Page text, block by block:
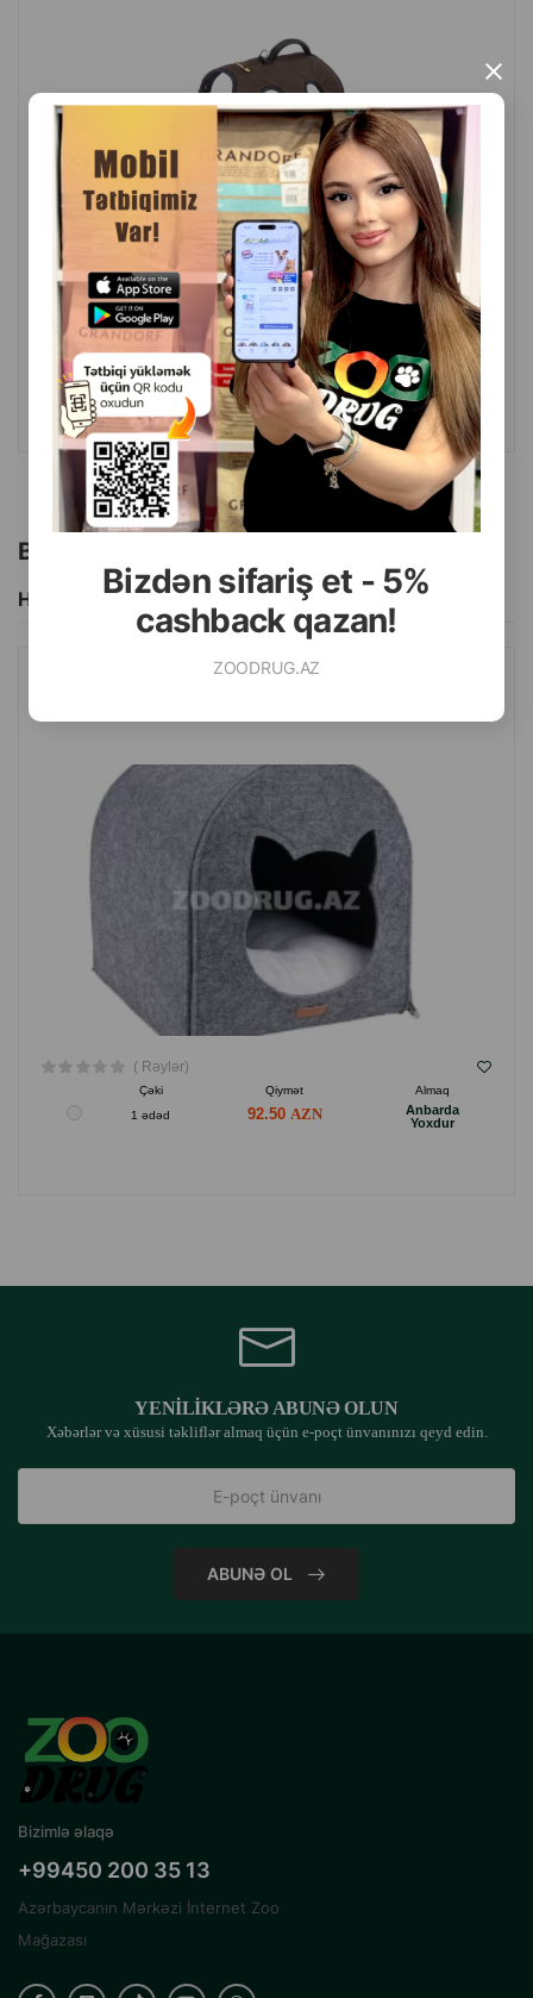
Bizdən sifariş et - 5%
cashback qazan!
ZOODRUG.AZ
×
( Rəylər)
Çəki Qiymət
Almaq
1 ədəd
140.00
ALMAQ
Bu brendin başqa məhsulları
Hamısını Gör
( Rəylər)
Çəki Qiymət
Almaq
1 ədəd
92.50
Anbarda
Yoxdur
YENILIKLƏRƏ ABUNƏ OLUN
Xəbərlər və xüsusi təkliflər almaq üçün e-poçt ünvanınızı qeyd edin.
ABUNƏ OL
Bizimlə əlaqə
+99450 200 35 13
Azərbaycanın Mərkəzi İnternet Zoo
Mağazası